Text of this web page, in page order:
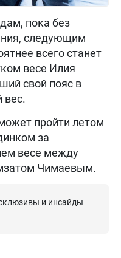
пока без
следующим
всего станет
весе Илия
свой пояс в
вес.
пройти летом
за
весе между
Чимаевым.
и инсайды